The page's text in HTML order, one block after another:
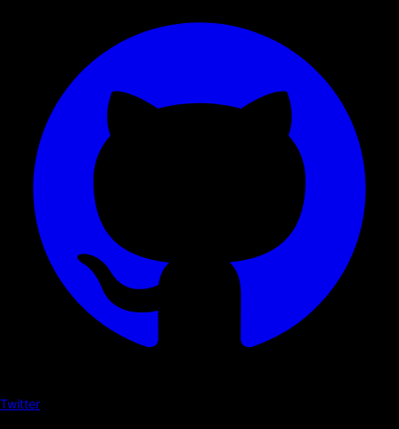
Twitter